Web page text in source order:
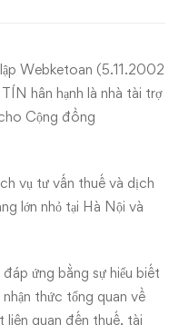
Webketoan (5.11.2002
hân hạnh là nhà tài trợ
Cộng đồng
vụ tư vấn thuế và dịch
lớn nhỏ tại Hà Nội và
ứng bằng sự hiểu biết
thức tổng quan về
liên quan đến thuế, tài